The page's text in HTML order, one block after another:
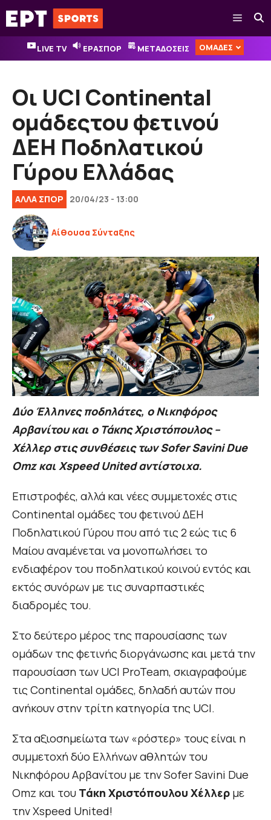
Μετάβαση
σε
περιεχόμενο
Μενού
LIVE TV ΕΡΑΣΠΟΡ ΜΕΤΑΔΟΣΕΙΣ ΟΜΑΔΕΣ
Οι UCI Continental
ομάδεςτου φετινού
ΔΕΗ Ποδηλατικού
Γύρου Ελλάδας
ΑΛΛΑ ΣΠΟΡ 20/04/23 - 13:00
Αίθουσα Σύνταξης
Δύο Έλληνες ποδηλάτες, ο Νικηφόρος
Αρβανίτου και ο Τάκης Χριστόπουλος –
Χέλλερ στις συνθέσεις των Sofer Savini Due
Omz και Xspeed United αντίστοιχα.
Επιστροφές, αλλά και νέες συμμετοχές στις
Continental ομάδες του φετινού ΔΕΗ
Ποδηλατικού Γύρου που από τις 2 εώς τις 6
Μαίου αναμένεται να μονοπωλήσει το
ενδιαφέρον του ποδηλατικού κοινού εντός και
εκτός συνόρων με τις συναρπαστικές
διαδρομές του.
Στο δεύτερο μέρος της παρουσίασης των
ομάδων της φετινής διοργάνωσης και μετά την
παρουσίαση των UCI ProTeam, σκιαγραφούμε
τις Continental ομάδες, δηλαδή αυτών που
ανήκουν στην τρίτη κατηγορία της UCI.
Στα αξιοσημείωτα των «ρόστερ» τους είναι η
συμμετοχή δύο Ελλήνων αθλητών του
Νικηφόρου Αρβανίτου με την Sofer Savini Due
Omz και του Τάκη Χριστόπουλου Χέλλερ με
την Xspeed United!